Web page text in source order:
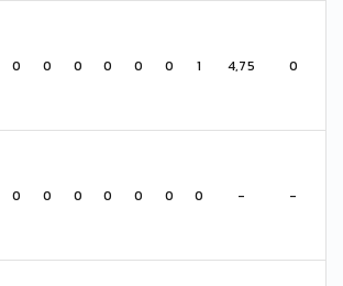
0 0 0 0 0 0 1 4,75 0
0 0 0 0 0 0 0 - -